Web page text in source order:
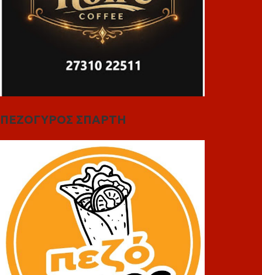
ΠΕΖΟΓΥΡΟΣ ΣΠΑΡΤΗ